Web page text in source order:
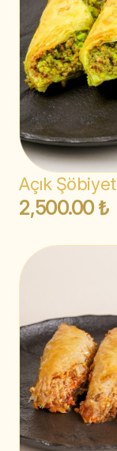
Açık Şöbiyet
2,500.00 ₺